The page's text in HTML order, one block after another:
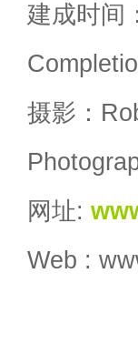
建成时间
摄影：
网址:
Web :